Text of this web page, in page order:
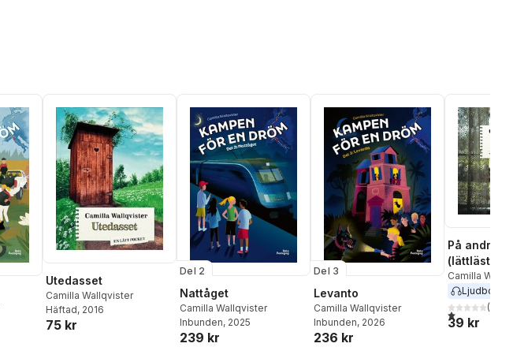
Utedasset
Camilla Wallqvister
Häftad, 2016
75 kr
Del 2
Nattåget
Camilla Wallqvister
Inbunden, 2025
239 kr
Del 3
Levanto
Camilla Wallqvister
Inbunden, 2026
236 kr
På andra
(lättläst)
Camilla
Ljudbok
1,0utav 5(
39 kr